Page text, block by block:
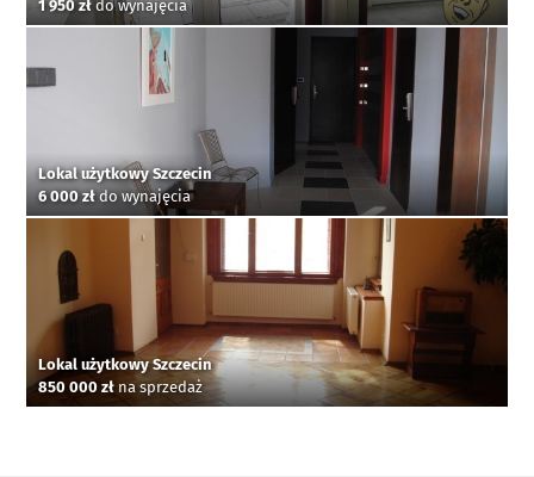
1 950 zł do wynajęcia
Lokal użytkowy Szczecin
6 000 złdo wynajęcia
Lokal użytkowy Szczecin
850 000 zł na sprzedaż